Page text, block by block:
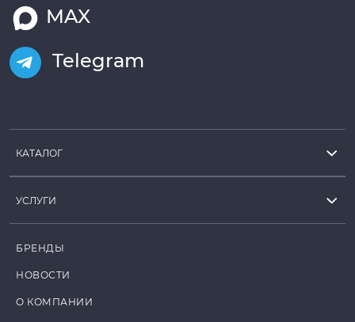
MAX
Telegram
КАТАЛОГ
УСЛУГИ
БРЕНДЫ
НОВОСТИ
О КОМПАНИИ